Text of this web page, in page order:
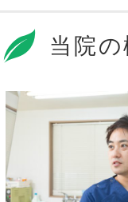
当院